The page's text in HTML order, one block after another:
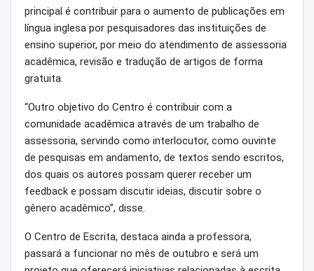
principal é contribuir para o aumento de publicações em
língua inglesa por pesquisadores das instituições de
ensino superior, por meio do atendimento de assessoria
acadêmica, revisão e tradução de artigos de forma
gratuita.
“Outro objetivo do Centro é contribuir com a
comunidade acadêmica através de um trabalho de
assessoria, servindo como interlocutor, como ouvinte
de pesquisas em andamento, de textos sendo escritos,
dos quais os autores possam querer receber um
feedback e possam discutir ideias, discutir sobre o
gênero acadêmico”, disse.
O Centro de Escrita, destaca ainda a professora,
passará a funcionar no mês de outubro e será um